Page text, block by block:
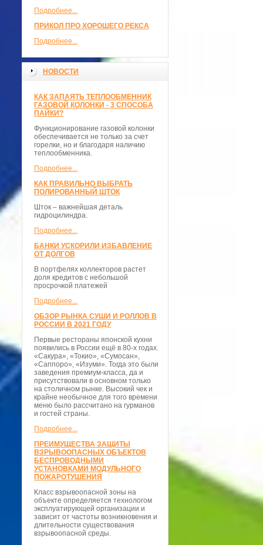
Подробнее...
ПРИКОЛ ПРО ХОРОШЕГО РЕКСА
Подробнее...
НОВОСТИ
КАК ЗАПАЯТЬ ТЕПЛООБМЕННИК
ГАЗОВОЙ КОЛОНКИ - 3 СПОСОБА
ПАЙКИ?
Функционирование газовой колонки
обеспечивается не только за счет
горелки, но и благодаря наличию
теплообменника.
Подробнее...
КАК ПРАВИЛЬНО ВЫБРАТЬ
ПОЛИРОВАННЫЙ ШТОК
Шток – важнейшая деталь
гидроцилиндра.
Подробнее...
БАНКИ УСКОРИЛИ ИЗБАВЛЕНИЕ
ОТ ДОЛГОВ
В портфелях коллекторов растет
доля кредитов с небольшой
просрочкой платежей
Подробнее...
ОБЗОР РЫНКА СУШИ И РОЛЛОВ В
РОССИИ В 2021 ГОДУ
Первые рестораны японской кухни
появились в России ещё в 80-х годах.
«Сакура», «Токио», «Сумосан»,
«Саппоро», «Изуми». Тогда это были
заведения премиум-класса, да и
присутствовали в основном только
на столичном рынке. Высокий чек и
крайне необычное для того времени
меню было рассчитано на гурманов
и гостей страны.
Подробнее...
ПРЕИМУЩЕСТВА ЗАЩИТЫ
ВЗРЫВООПАСНЫХ ОБЪЕКТОВ
БЕСПРОВОДНЫМИ
УСТАНОВКАМИ МОДУЛЬНОГО
ПОЖАРОТУШЕНИЯ
Класс взрывоопасной зоны на
объекте определяется технологом
эксплуатирующей организации и
зависит от частоты возникновения и
длительности существования
взрывоопасной среды.